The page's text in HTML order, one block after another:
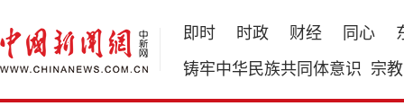
即时 时政 财经 同心
铸牢中华民族共同体意识 宗教